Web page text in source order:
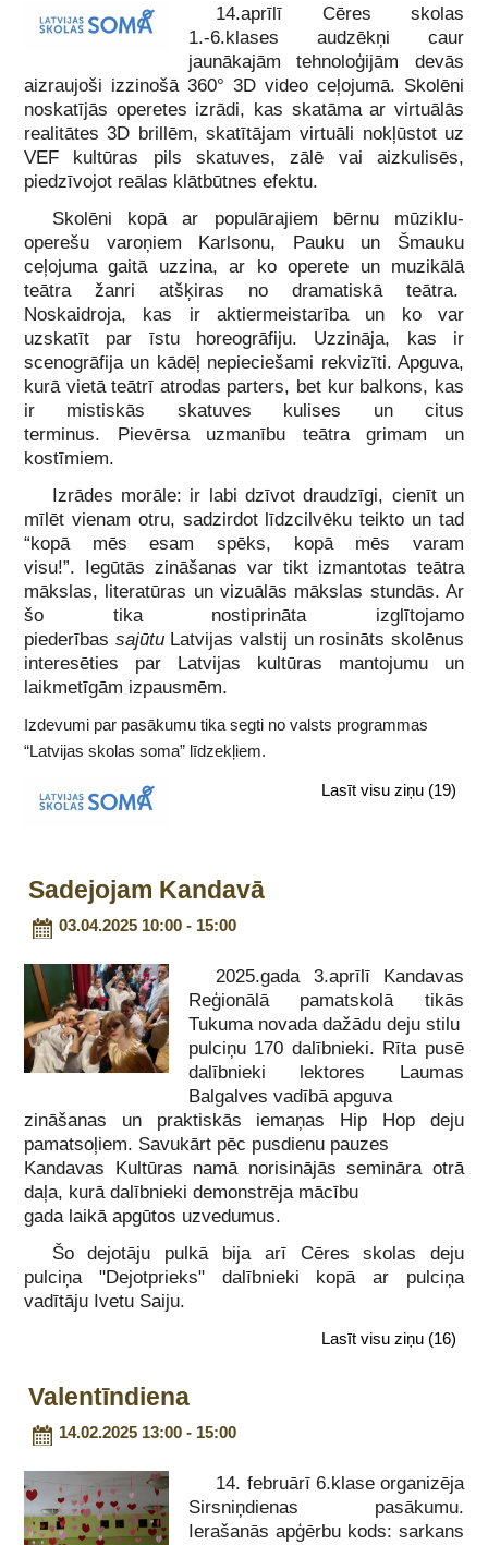
14.aprīlī Cēres skolas
1.-6.klases audzēkņi caur
jaunākajām tehnoloģijām devās
aizraujoši izzinošā 360° 3D video ceļojumā. Skolēni
noskatījās operetes izrādi, kas skatāma ar virtuālās
realitātes 3D brillēm, skatītājam virtuāli nokļūstot uz
VEF kultūras pils skatuves, zālē vai aizkulisēs,
piedzīvojot reālas klātbūtnes efektu.
Skolēni kopā ar populārajiem bērnu mūziklu-
operešu varoņiem Karlsonu, Pauku un Šmauku
ceļojuma gaitā uzzina, ar ko operete un muzikālā
teātra žanri atšķiras no dramatiskā teātra.
Noskaidroja, kas ir aktiermeistarība un ko var
uzskatīt par īstu horeogrāfiju. Uzzināja, kas ir
scenogrāfija un kādēļ nepieciešami rekvizīti. Apguva,
kurā vietā teātrī atrodas parters, bet kur balkons, kas
ir mistiskās skatuves kulises un citus
terminus. Pievērsa uzmanību teātra grimam un
kostīmiem.
Izrādes morāle: ir labi dzīvot draudzīgi, cienīt un
mīlēt vienam otru, sadzirdot līdzcilvēku teikto un tad
“kopā mēs esam spēks, kopā mēs varam
visu!”. Iegūtās zināšanas var tikt izmantotas teātra
mākslas, literatūras un vizuālās mākslas stundās. Ar
šo tika nostiprināta izglītojamo
piederības sajūtuLatvijas valstij un rosināts skolēnus
interesēties par Latvijas kultūras mantojumu un
laikmetīgām izpausmēm.
Izdevumi par pasākumu tika segti no valsts programmas
“Latvijas skolas soma” līdzekļiem.
Lasīt visu ziņu (19)
Sadejojam Kandavā
03.04.2025 10:00 - 15:00
2025.gada 3.aprīlī Kandavas
Reģionālā pamatskolā tikās
Tukuma novada dažādu deju stilu
pulciņu 170 dalībnieki. Rīta pusē
dalībnieki lektores Laumas
Balgalves vadībā apguva
zināšanas un praktiskās iemaņas Hip Hop deju
pamatsoļiem. Savukārt pēc pusdienu pauzes
Kandavas Kultūras namā norisinājās semināra otrā
daļa, kurā dalībnieki demonstrēja mācību
gada laikā apgūtos uzvedumus.
Šo dejotāju pulkā bija arī Cēres skolas deju
pulciņa "Dejotprieks" dalībnieki kopā ar pulciņa
vadītāju Ivetu Saiju.
Lasīt visu ziņu (16)
Valentīndiena
14.02.2025 13:00 - 15:00
14. februārī 6.klase organizēja
Sirsniņdienas pasākumu.
Ierašanās apģērbu kods: sarkans